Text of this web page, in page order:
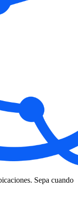
Sepa cuando